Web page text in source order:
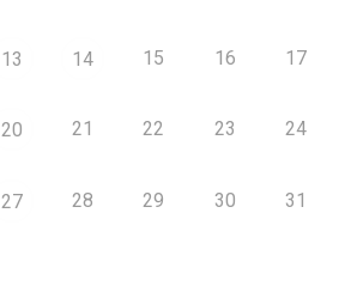
13 14 15 16 17
20 21 22 23 24
27 28 29 30 31